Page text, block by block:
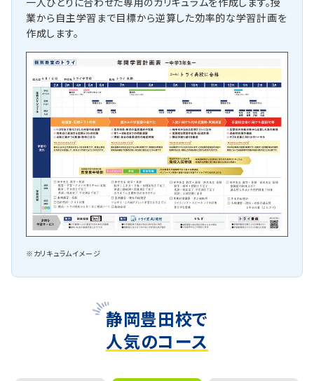
業から自主学習まで目標から逆算した効率的な学習計画を
作成します。
※カリキュラムイメージ
静岡豊田校で
人気のコース